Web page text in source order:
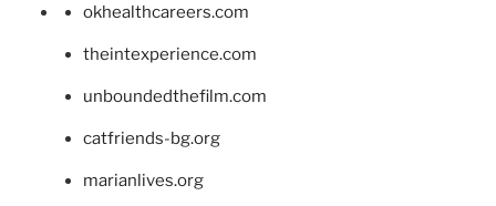
okhealthcareers.com
theintexperience.com
unboundedthefilm.com
catfriends-bg.org
marianlives.org